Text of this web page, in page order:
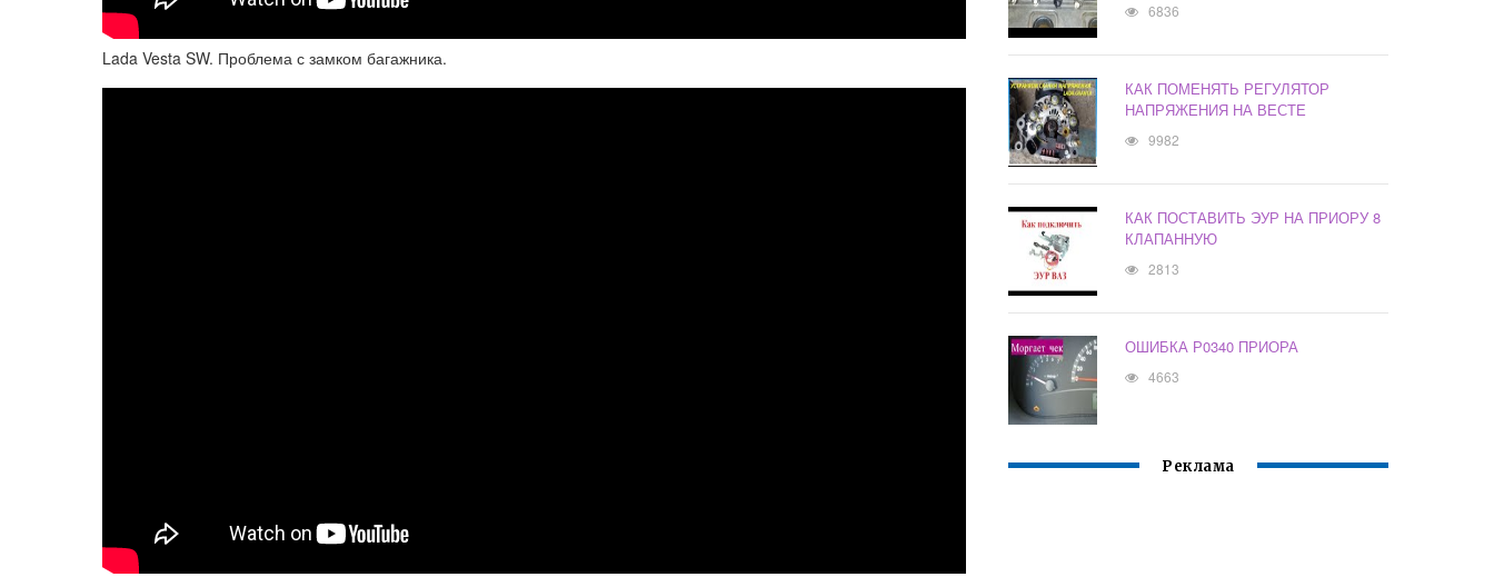
Lada Vesta SW. Проблема с замком багажника.
6836
КАК ПОМЕНЯТЬ РЕГУЛЯТОР
НАПРЯЖЕНИЯ НА ВЕСТЕ
9982
КАК ПОСТАВИТЬ ЭУР НА ПРИОРУ 8
КЛАПАННУЮ
2813
ОШИБКА Р0340 ПРИОРА
4663
Реклама